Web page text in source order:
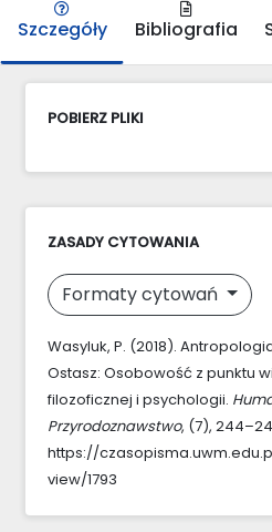
Szczegóły Bibliografia
POBIERZ PLIKI
ZASADY CYTOWANIA
Formaty cytowań
Wasyluk, P. (2018).
Ostasz: Osobowość z punktu
filozoficznej i psychologii.
Przyrodoznawstwo, (7),
https://
view/1793